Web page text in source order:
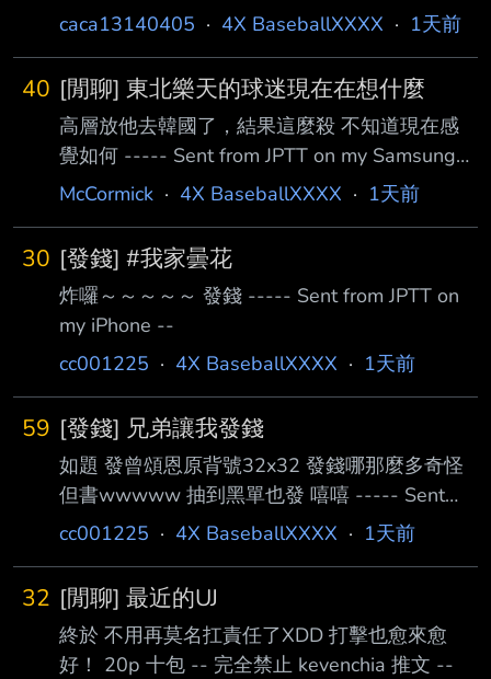
SM-S9180 --
caca13140405 · 4X BaseballXXXX · 1天前
40 [閒聊] 東北樂天的球迷現在在想什麼
高層放他去韓國了，結果這麼殺 不知道現在感
覺如何 ----- Sent from JPTT on my Samsung
SM-S9280. -- Oh my god! They Killed Kenny! -
McCormick · 4X BaseballXXXX · 1天前
30 [發錢] #我家曇花
炸囉～～～～～ 發錢 ----- Sent from JPTT on
my iPhone --
cc001225 · 4X BaseballXXXX · 1天前
59 [發錢] 兄弟讓我發錢
如題 發曾頌恩原背號32x32 發錢哪那麼多奇怪
但書wwwww 抽到黑單也發 嘻嘻 ----- Sent
from JPTT on my iPhone --
cc001225 · 4X BaseballXXXX · 1天前
32 [閒聊] 最近的UJ
終於 不用再莫名扛責任了XDD 打擊也愈來愈
好！ 20p 十包 -- 完全禁止 kevenchia 推文 --